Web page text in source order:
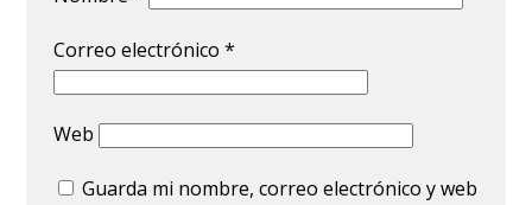
Correo electrónico*
Web
Guarda mi nombre, correo electrónico y web